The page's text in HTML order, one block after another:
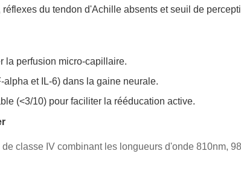
réflexes du tendon d'Achille absents et seuil de
la perfusion micro-capillaire.
et IL-6) dans la gaine neurale.
(<3/10) pour faciliter la rééducation active.
classe IV combinant les longueurs d'onde 810nm,